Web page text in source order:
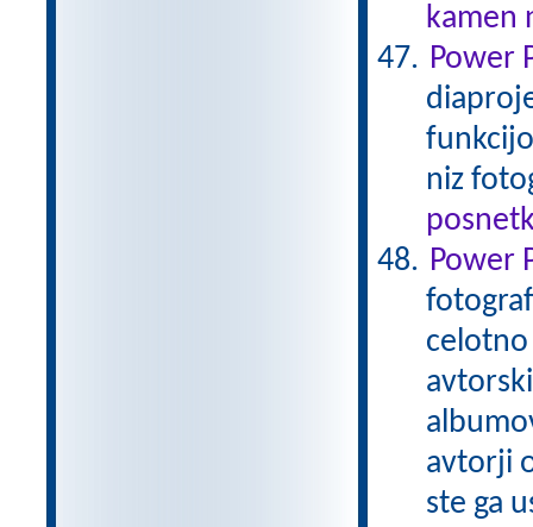
kamen
Power
niz
Power
celotno
avtorji
ste ga